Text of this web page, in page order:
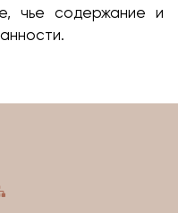
чье содержание и